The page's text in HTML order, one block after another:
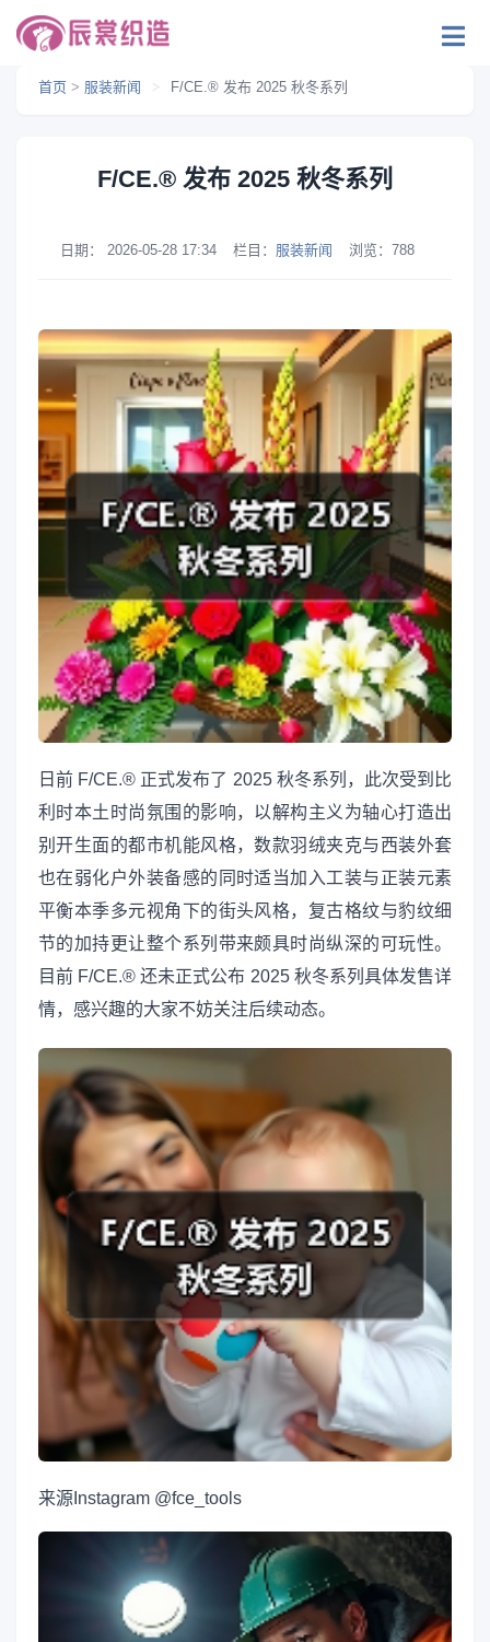
首页 > 服装新闻 > F/CE.®︎ 发布 2025 秋冬系列
F/CE.®︎ 发布 2025 秋冬系列
日期： 2026-05-28 17:34 栏目： 服装新闻 浏览： 788
日前 F/CE.®︎ 正式发布了 2025 秋冬系列，此次受到比
利时本土时尚氛围的影响，以解构主义为轴心打造出
别开生面的都市机能风格，数款羽绒夹克与西装外套
也在弱化户外装备感的同时适当加入工装与正装元素
平衡本季多元视角下的街头风格，复古格纹与豹纹细
节的加持更让整个系列带来颇具时尚纵深的可玩性。
目前 F/CE.®︎ 还未正式公布 2025 秋冬系列具体发售详
情，感兴趣的大家不妨关注后续动态。
来源 Instagram @fce_tools